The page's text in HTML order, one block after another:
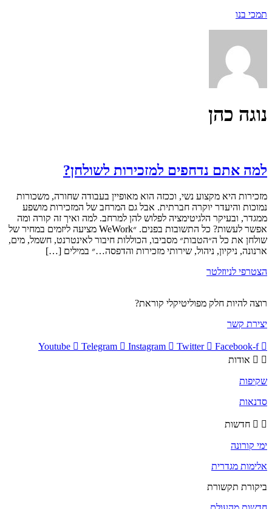
תמכי בנו
נוגה כהן
למה אתם נדחפים למזכירות לשולחן?
מזכירות היא מקצוע נשי, וככזה הוא מאופיין בעבודה שחורה, משכורות
נמוכות והיעדר יוקרה חברתית. אבל גם המרחב של המזכירות מושפע
ממגדר, ובעיקר הלגיטימציה לפלוש להן למרחב. למה ואיך זה קורה ומה
אפשר לעשות? כל התשובות בפנים. ״WeWork מציעה ליזמים במחיר של
שולחן את כל ה״הטבות״ מסביבו, הכוללות חיבור לאינטרנט, חשמל, מים,
ארנונה, ניקיון, ניהול, שירותי מזכירות והדפסה…״ במילים […]
הצטרפי לניוזלטר
רוצה להיות חלק מפוליטיקלי קוראת?
יצירת קשר
Youtube Telegram Instagram Twitter
Facebook-f
אודות
שקיפות
סדנאות
חדשות
ימי קורונה
אלימות מגדרית
ביקורת תקשורת